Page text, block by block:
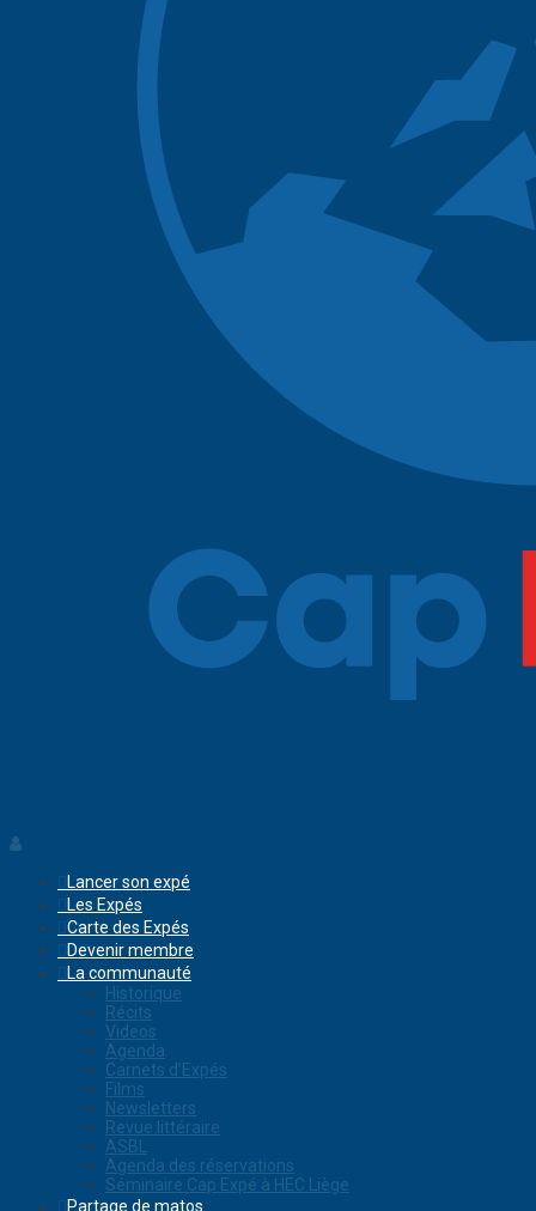
Lancer son expé
Les Expés
Carte des Expés
Devenir membre
La communauté
Historique
Récits
Videos
Agenda
Carnets d’Expés
Films
Newsletters
Revue littéraire
ASBL
Agenda des réservations
Séminaire Cap Expé à HEC Liège
Partage de matos